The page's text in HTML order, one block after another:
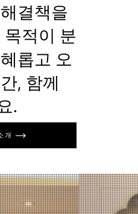
결책을
목적이 분
롭고 오
, 함께
.
개